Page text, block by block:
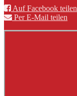
Auf Facebook teilen
Per E-Mail teilen